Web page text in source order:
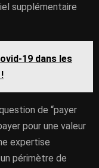
supplémentaire
19 dans les
de “payer
pour une valeur
expertise
périmètre de